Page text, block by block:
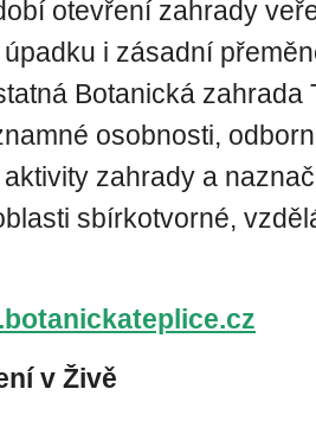
otevření zahrady
i zásadní
Botanická zahrada
osobnosti,
zahrady a
sbírkotvorné,
v Živě